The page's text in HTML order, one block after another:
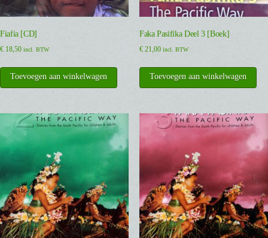
Fiafia [CD]
€ 18,50 incl. BTW
Toevoegen aan winkelwagen
Faka Pasifika Deel 3 [Boek]
€21,00 incl. BTW
Toevoegen aan winkelwagen